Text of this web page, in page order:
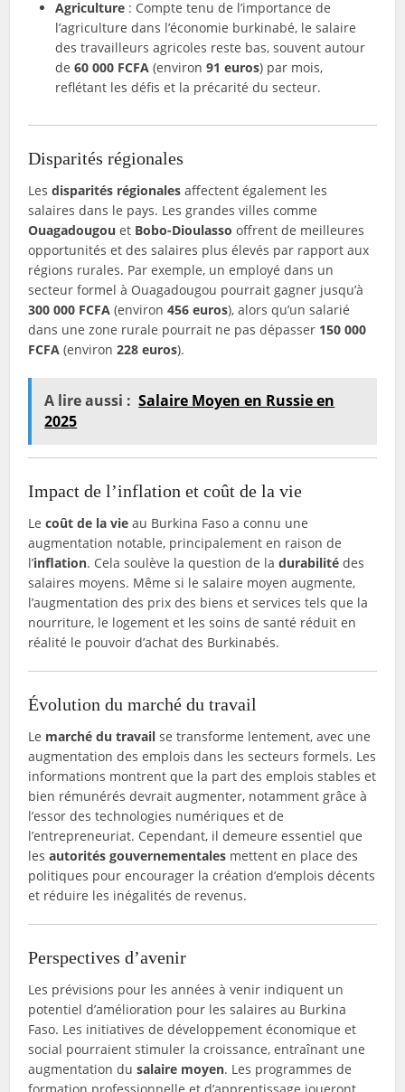
Agriculture : Compte tenu de l’importance de
l’agriculture dans l’économie burkinabé, le salaire
des travailleurs agricoles reste bas, souvent autour
de60 000 FCFA (environ91 euros) par mois,
reflétant les défis et la précarité du secteur.
Disparités régionales
Lesdisparités régionales affectent également les
salaires dans le pays. Les grandes villes comme
Ouagadougou et Bobo-Dioulasso offrent de meilleures
opportunités et des salaires plus élevés par rapport aux
régions rurales. Par exemple, un employé dans un
secteur formel à Ouagadougou pourrait gagner jusqu’à
300 000 FCFA (environ456 euros), alors qu’un salarié
dans une zone rurale pourrait ne pas dépasser 150 000
FCFA (environ228 euros).
A lire aussi : Salaire Moyen en Russie en
2025
Impact de l’inflation et coût de la vie
Lecoût de la vie au Burkina Faso a connu une
augmentation notable, principalement en raison de
l’inflation. Cela soulève la question de ladurabilité des
salaires moyens. Même si le salaire moyen augmente,
l’augmentation des prix des biens et services tels que la
nourriture, le logement et les soins de santé réduit en
réalité le pouvoir d’achat des Burkinabés.
Évolution du marché du travail
Le marché du travail se transforme lentement, avec une
augmentation des emplois dans les secteurs formels. Les
informations montrent que la part des emplois stables et
bien rémunérés devrait augmenter, notamment grâce à
l’essor des technologies numériques et de
l’entrepreneuriat. Cependant, il demeure essentiel que
lesautorités gouvernementales mettent en place des
politiques pour encourager la création d’emplois décents
et réduire les inégalités de revenus.
Perspectives d’avenir
Les prévisions pour les années à venir indiquent un
potentiel d’amélioration pour les salaires au Burkina
Faso. Les initiatives de développement économique et
social pourraient stimuler la croissance, entraînant une
augmentation dusalaire moyen. Les programmes de